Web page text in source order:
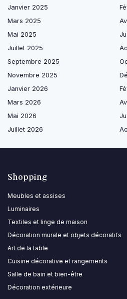
Janvier 2025
Mars 2025
Mai 2025
Juillet 2025
Septembre 2025
Novembre 2025
Janvier 2026
Mars 2026
Mai 2026
Juillet 2026
Shopping
Meubles et assises
Luminaires
Textiles et linge de maison
Décoration murale et objets décoratifs
Art de la table
Cuisine décorative et rangements
Salle de bain et bien-être
Décoration extérieure